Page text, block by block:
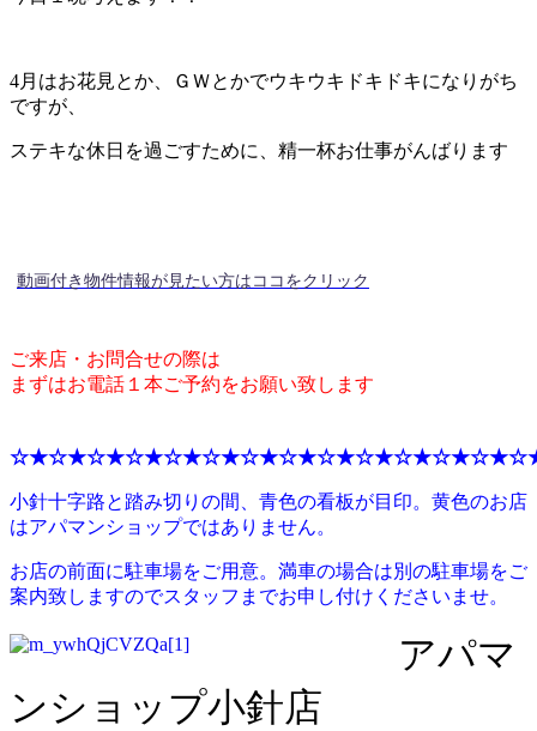
4月はお花見とか、ＧＷとかでウキウキドキドキになりがち
ですが、
ステキな休日を過ごすために、精一杯お仕事がんばります
動画付き物件情報が見たい方はココをクリック
ご来店・お問合せの際は
まずはお電話１本ご予約をお願い致します
小針十字路と踏み切りの間、青色の看板が目印。黄色のお店
はアパマンショップではありません。
お店の前面に駐車場をご用意。満車の場合は別の駐車場をご
案内致しますのでスタッフまでお申し付けくださいませ。
アパマ
ンショップ小針店